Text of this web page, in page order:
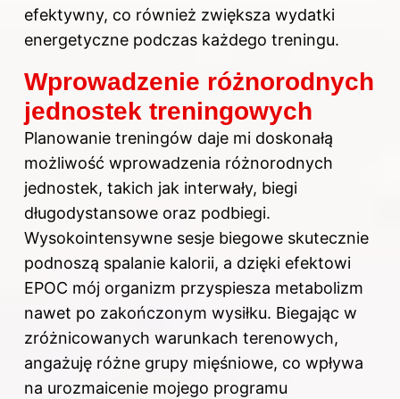
efektywny, co również zwiększa wydatki
energetyczne podczas każdego treningu.
Wprowadzenie różnorodnych
jednostek treningowych
Planowanie treningów daje mi doskonałą
możliwość wprowadzenia różnorodnych
jednostek, takich jak interwały, biegi
długodystansowe oraz podbiegi.
Wysokointensywne sesje biegowe skutecznie
podnoszą spalanie kalorii, a dzięki efektowi
EPOC mój organizm przyspiesza metabolizm
nawet po zakończonym wysiłku. Biegając w
zróżnicowanych warunkach terenowych,
angażuję różne grupy mięśniowe, co wpływa
na urozmaicenie mojego programu